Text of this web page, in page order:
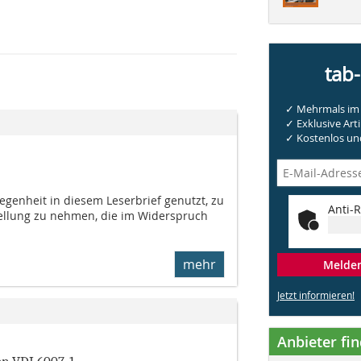
in diesem Leserbrief genutzt, zu
zu nehmen, die im Widerspruch
mehr
✓ Mehrmals
✓ Exklusive
✓ Kostenlos
Anti-
Jetzt informieren!
Anbieter